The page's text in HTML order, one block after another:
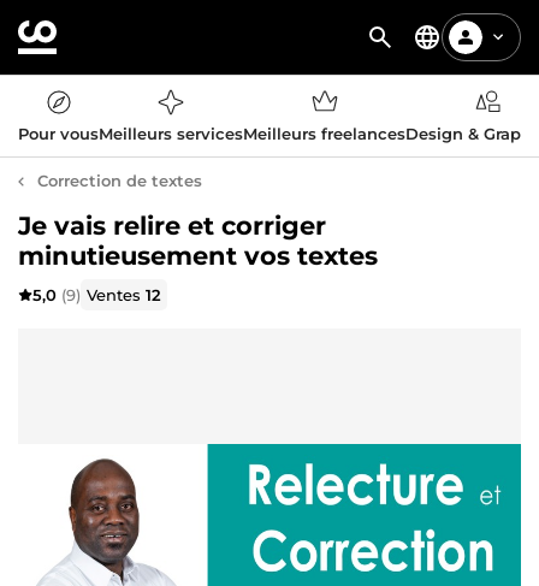
Pour vousMeilleurs servicesMeilleurs freelancesDesign &
Correction de textes
Je vais relire et corriger
minutieusement vos textes
5,0 (9) Ventes12